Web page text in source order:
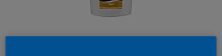
Globaxane Flex